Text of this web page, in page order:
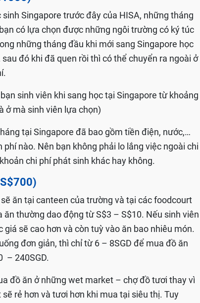
Singapore trước đây của HISA, những tháng
có lựa chọn được những ngôi trường có ký túc
những tháng đầu khi mới sang Singapore học
đó khi đã quen rồi thì có thể chuyển ra ngoài ở
sinh viên khi sang học tại Singapore từ khoảng
ở mà sinh viên lựa chọn)
tại Singapore đã bao gồm tiền điện, nước,…
nào. Nên bạn không phải lo lắng việc ngoài chi
chi phí phát sinh khác hay không.
ăn tại canteen của trường và tại các foodcourt
thường dao động từ S$3 – S$10. Nếu sinh viên
sẽ cao hơn và còn tuỳ vào ăn bao nhiêu món.
đơn giản, thì chỉ từ 6 – 8SGD để mua đồ ăn
– 240SGD.
đồ ăn ở những wet market – chợ đồ tươi thay vì
rẻ hơn và tươi hơn khi mua tại siêu thị. Tuy